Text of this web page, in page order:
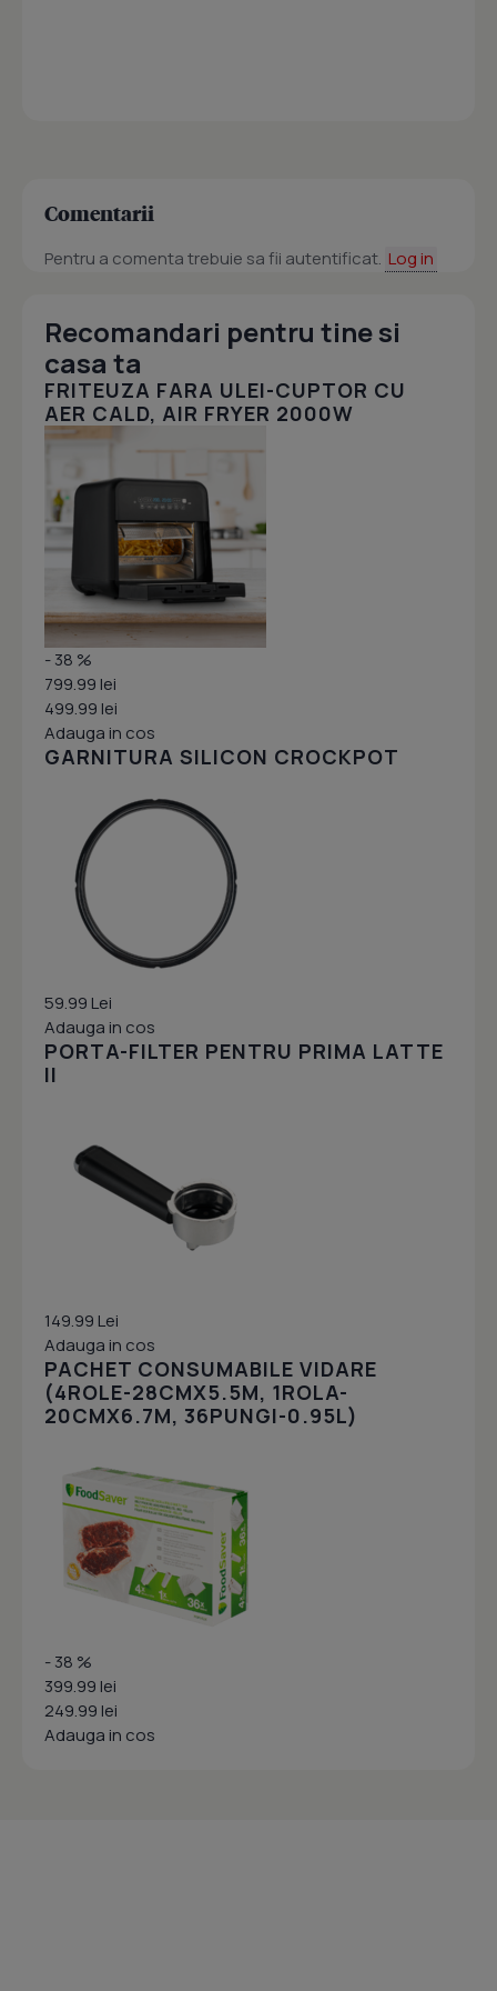
Comentarii
Pentru a comenta trebuie sa fii autentificat. Log in
Recomandari pentru tine si
casa ta
FRITEUZA FARA ULEI-CUPTOR CU
AER CALD, AIR FRYER 2000W
- 38 %
799.99 lei
499.99 lei
Adauga in cos
GARNITURA SILICON CROCKPOT
59.99 Lei
Adauga in cos
PORTA-FILTER PENTRU PRIMA LATTE
II
149.99 Lei
Adauga in cos
PACHET CONSUMABILE VIDARE
(4ROLE-28CMX5.5M, 1ROLA-
20CMX6.7M, 36PUNGI-0.95L)
- 38 %
399.99 lei
249.99 lei
Adauga in cos